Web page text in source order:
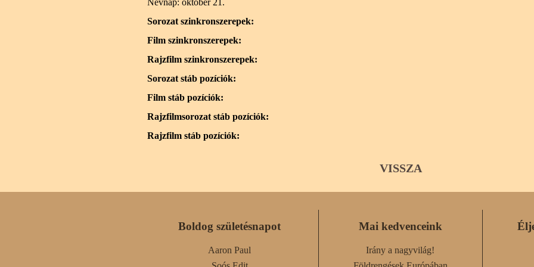
Névnap: október 21.
Sorozat szinkronszerepek:
Film szinkronszerepek:
Rajzfilm szinkronszerepek:
Sorozat stáb pozíciók:
Film stáb pozíciók:
Rajzfilmsorozat stáb pozíciók:
Rajzfilm stáb pozíciók:
VISSZA
Boldog születésnapot
Aaron Paul
Mai kedvenceink
Irány a nagyvilág!